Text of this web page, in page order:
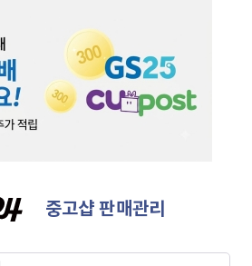
중고샵 판매관리